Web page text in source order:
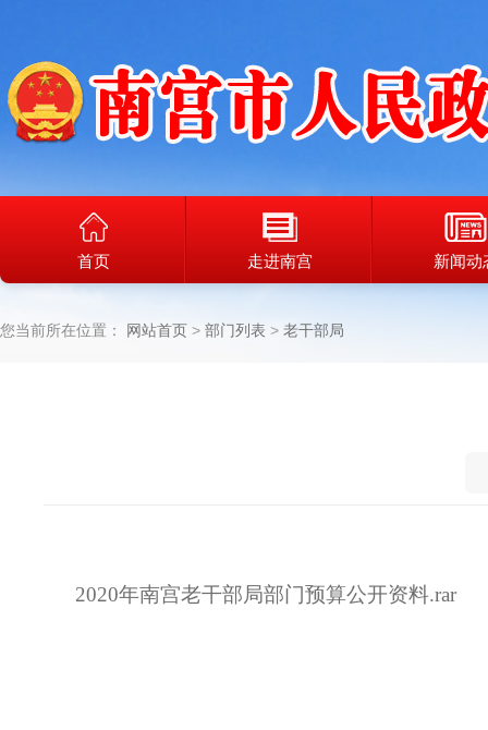
首页 走进南宫 新闻动
您当前所在位置： 网站首页 部门列表 老干部局
2020年南宫老干部局部门预算公开资料.rar